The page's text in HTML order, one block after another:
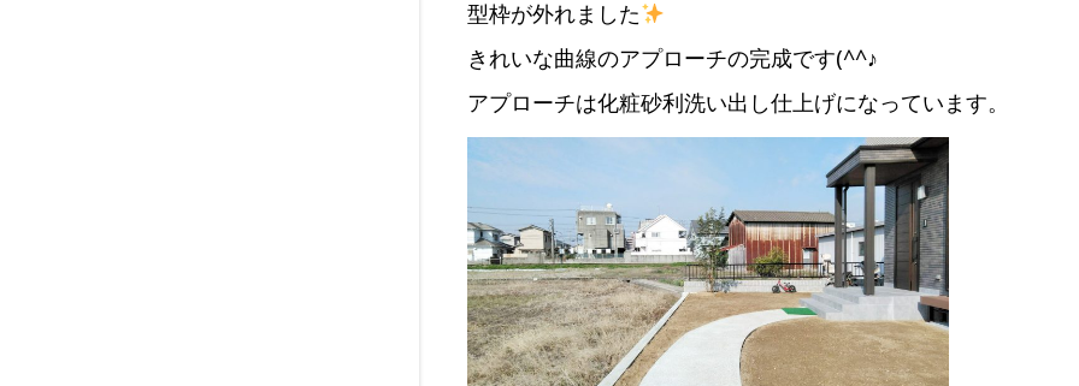
型枠が外れました
きれいな曲線のアプローチの完成です(^^♪
アプローチは化粧砂利洗い出し仕上げになっています。